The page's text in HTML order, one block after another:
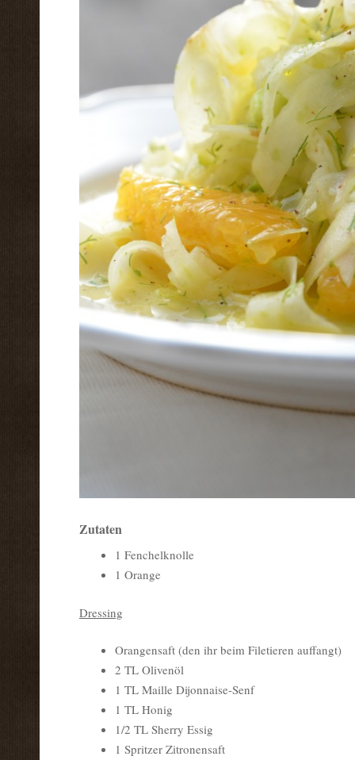
Zutaten
1 Fenchelknolle
1 Orange
Dressing
Orangensaft (den ihr beim Filetieren auffangt)
2 TL Olivenöl
1 TL Maille Dijonnaise-Senf
1 TL Honig
1/2 TL Sherry Essig
1 Spritzer Zitronensaft